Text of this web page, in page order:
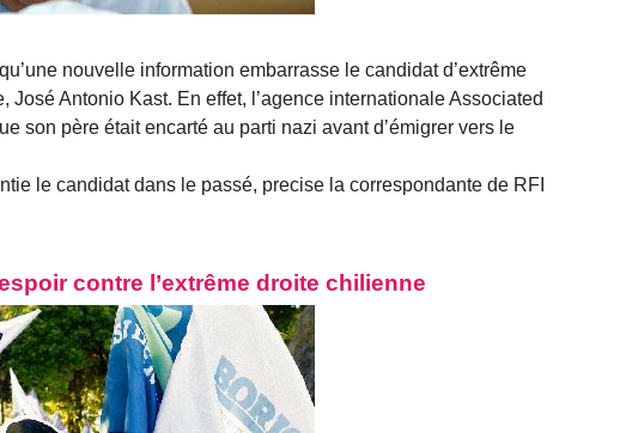
nouvelle information embarrasse le candidat d’extrême
José Antonio Kast. En effet, l’agence internationale Associated
son père était encarté au parti nazi avant d’émigrer vers le
le candidat dans le passé, precise la correspondante de RFI
contre l’extrême droite chilienne